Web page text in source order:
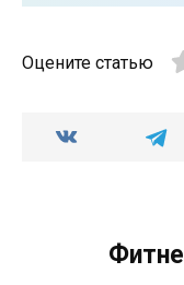
Оцените статью